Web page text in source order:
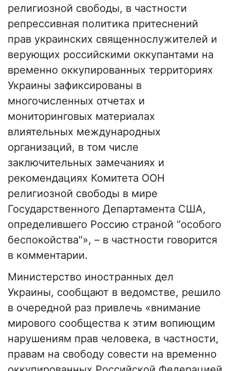
религиозной свободы, в частности
репрессивная политика притеснений
прав украинских священнослужителей и
верующих российскими оккупантами на
временно оккупированных территориях
Украины зафиксированы в
многочисленных отчетах и ​​
мониторинговых материалах
влиятельных международных
организаций, в том числе
заключительных замечаниях и
рекомендациях Комитета ООН
религиозной свободы в мире
Государственного Департамента США,
определившего Россию страной "особого
беспокойства"», – в частности говорится
в комментарии.
Министерство иностранных дел
Украины, сообщают в ведомстве, решило
в очередной раз привлечь «внимание
мирового сообщества к этим вопиющим
нарушениям прав человека, в частности,
правам на свободу совести на временно